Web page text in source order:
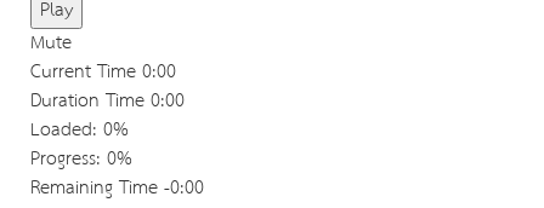
Play
Mute
Current Time0:00
Duration Time0:00
Loaded: 0%
Progress: 0%
Remaining Time-0:00